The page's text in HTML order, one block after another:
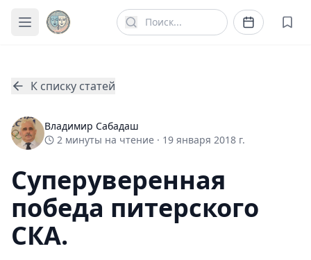
К списку статей
Владимир Сабадаш
2 минуты на чтение · 19 января 2018 г.
Суперуверенная
победа питерского
СКА.